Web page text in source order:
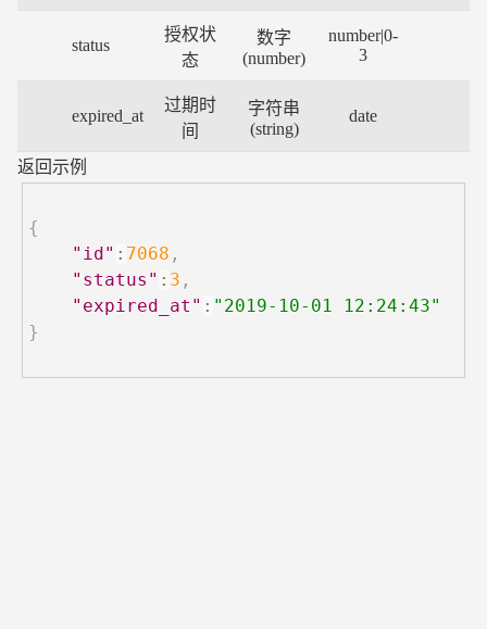
status
授权状
态
数字
(number)
number|0-
3
expired_at
过期时
间
字符串
(string)
date
返回示例
{
"id" : 7068 ,
"status" : 3 ,
"expired_at" : "2019-10-01 12:24:43"
}